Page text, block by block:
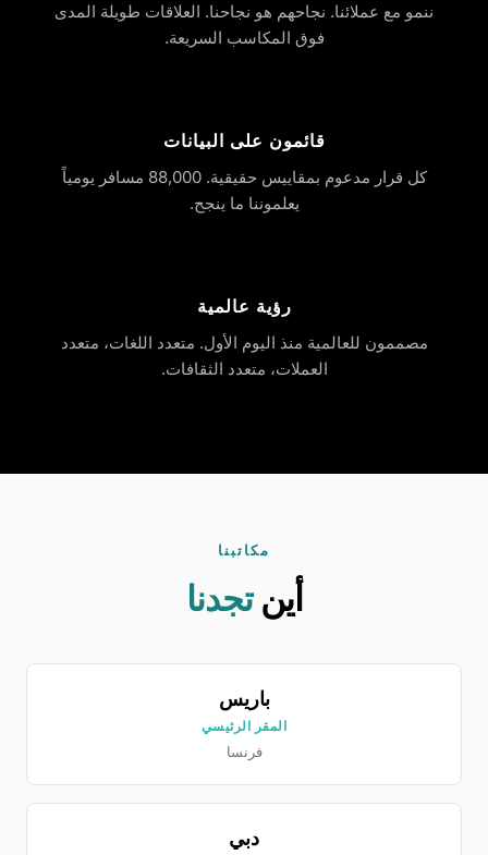
ننمو مع عملائنا. نجاحهم هو نجاحنا. العلاقات طويلة المدى
فوق المكاسب السريعة.
قائمون على البيانات
كل قرار مدعوم بمقاييس حقيقية. 88,000 مسافر يومياً
يعلموننا ما ينجح.
رؤية عالمية
مصممون للعالمية منذ اليوم الأول. متعدد اللغات، متعدد
العملات، متعدد الثقافات.
مكاتبنا
أينتجدنا
باريس
المقر الرئيسي
فرنسا
دبي